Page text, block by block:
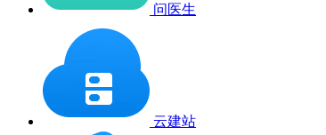
问医生
云建站